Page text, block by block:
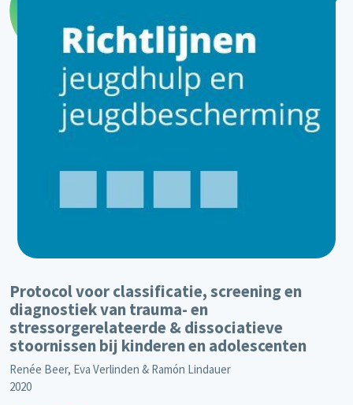
Protocol voor classificatie, screening en
diagnostiek van trauma- en
stressorgerelateerde & dissociatieve
stoornissen bij kinderen en adolescenten
Renée Beer, Eva Verlinden & Ramón Lindauer
2020